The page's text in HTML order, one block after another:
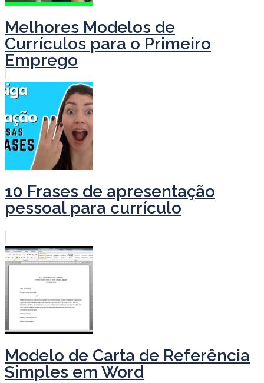
Melhores Modelos de
Currículos para o Primeiro
Emprego
10 Frases de apresentação
pessoal para currículo
Modelo de Carta de Referência
Simples em Word